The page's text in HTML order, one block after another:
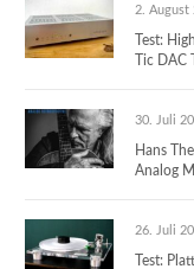
2. August
Test:
Tic
30. Juli
Hans
Analog
26. Juli
Test: